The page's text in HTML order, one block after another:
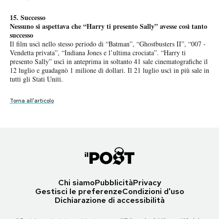
Regala il Post
Hai bisogno di aiuto?
Esci
una sovrapposizione con un altro lavoro.
(Foto: Molly Ringwald nel 1987 - AP Photo)
Torna all'articolo
15. Successo
Nessuno si aspettava che “Harry ti presento Sally” avesse così tanto
successo
Il film uscì nello stesso periodo di “Batman”, “Ghostbusters II”, “007 -
Vendetta privata”, “Indiana Jones e l’ultima crociata”. “Harry ti
presento Sally” uscì in anteprima in soltanto 41 sale cinematografiche il
12 luglio e guadagnò 1 milione di dollari. Il 21 luglio uscì in più sale in
tutti gli Stati Uniti.
Torna all'articolo
Chi siamoPubblicitàPrivacy
Gestisci le preferenzeCondizioni d'uso
Dichiarazione di accessibilità